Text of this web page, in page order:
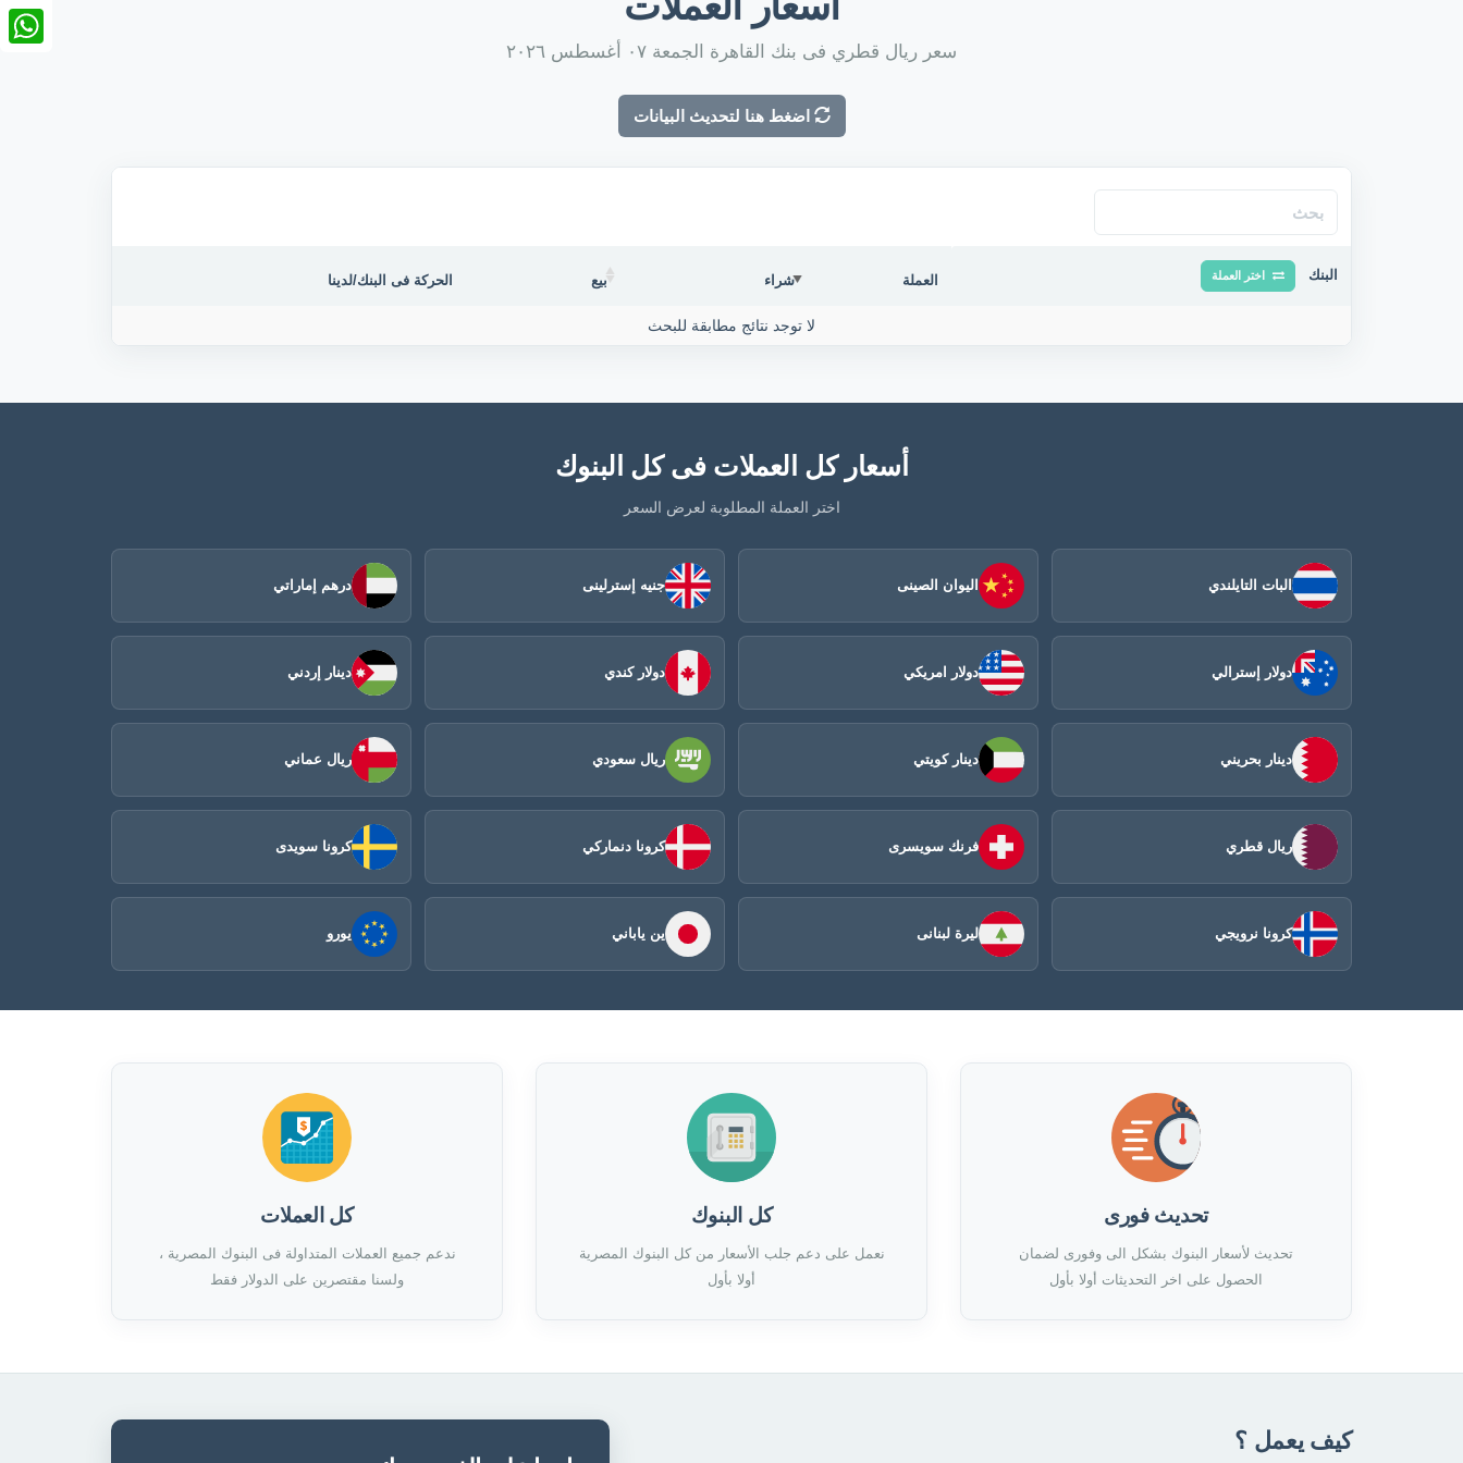
سعر ريال قطري فى بنك القاهرة الجمعة ٠٧ أغسطس ٢٠٢٦
اضغط هنا لتحديث البيانات
البنك اختر العملة العملة شراء بيع الحركة فى البنك/لدينا
لا توجد نتائج مطابقة للبحث
أسعار كل العملات فى كل البنوك
اختر العملة المطلوبة لعرض السعر
البات التايلندي اليوان الصينى​ جنيه إسترلينى درهم إماراتي
دولار إسترالي دولار امريكي دولار كندي دينار إردني
دينار بحريني دينار كويتي ريال سعودي ريال عماني
ريال قطري فرنك سويسرى كرونا دنماركي كرونا سويدى
كرونا نرويجي ليرة لبنانى ين ياباني يورو
تحديث فورى
تحديث لأسعار البنوك بشكل الى وفورى لضمان
الحصول على اخر التحديثات أولا بأول
كل البنوك
نعمل على دعم جلب الأسعار من كل البنوك المصرية
أولا بأول
كل العملات
ندعم جميع العملات المتداولة فى البنوك المصرية ،
ولسنا مقتصرين على الدولار فقط
كيف يعمل ؟